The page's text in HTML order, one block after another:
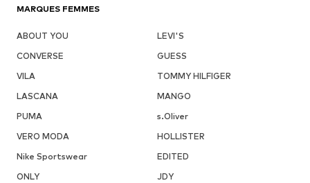
MARQUES FEMMES
ABOUT YOU
LEVI'S
CONVERSE
GUESS
VILA
TOMMY HILFIGER
LASCANA
MANGO
PUMA
s.Oliver
VERO MODA
HOLLISTER
Nike Sportswear
EDITED
ONLY
JDY